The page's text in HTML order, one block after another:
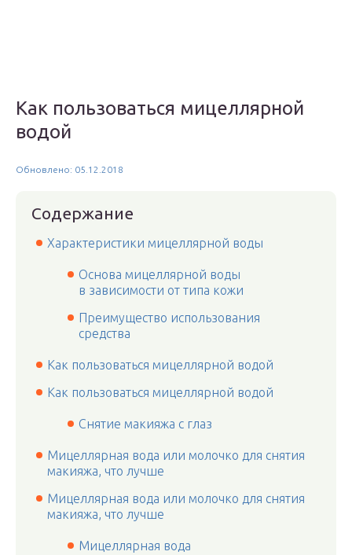
Как пользоваться мицеллярной
водой
Обновлено: 05.12.2018
Содержание
Характеристики мицеллярной воды
Основа мицеллярной воды
в зависимости от типа кожи
Преимущество использования
средства
Как пользоваться мицеллярной водой
Как пользоваться мицеллярной водой
Снятие макияжа с глаз
Мицеллярная вода или молочко для снятия
макияжа, что лучше
Мицеллярная вода или молочко для снятия
макияжа, что лучше
Мицеллярная вода